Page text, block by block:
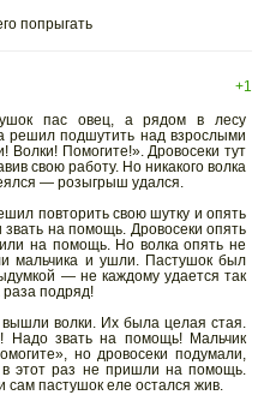
попрыгать
+1
пас овец, а рядом в лесу
решил подшутить над взрослыми
Волки! Помогите!». Дровосеки тут
свою работу. Но никакого волка
— розыгрыш удался.
повторить свою шутку и опять
звать на помощь. Дровосеки опять
на помощь. Но волка опять не
мальчика и ушли. Пастушок был
— не каждому удается так
подряд!
волки. Их была целая стая.
Надо звать на помощь! Мальчик
но дровосеки подумали,
этот раз не пришли на помощь.
сам пастушок еле остался жив.